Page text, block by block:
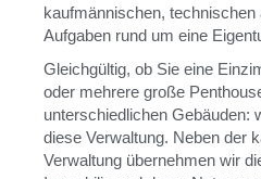
kaufmännischen,
Aufgaben rund um eine
Gleichgültig, ob Sie eine
oder mehrere große
unterschiedlichen Gebäuden:
diese Verwaltung. Neben der
Verwaltung übernehmen wir